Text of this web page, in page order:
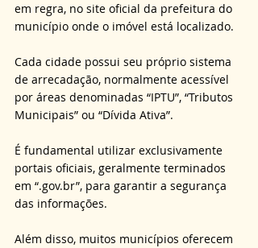
em regra, no site oficial da prefeitura do
município onde o imóvel está localizado.
Cada cidade possui seu próprio sistema
de arrecadação, normalmente acessível
por áreas denominadas “IPTU”, “Tributos
Municipais” ou “Dívida Ativa”.
É fundamental utilizar exclusivamente
portais oficiais, geralmente terminados
em “.gov.br”, para garantir a segurança
das informações.
Além disso, muitos municípios oferecem